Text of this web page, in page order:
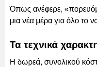
Όπως ανέφερε,
μια νέα μέρα για όλο το
Τα τεχνικά
Η δωρεά, συνολικού